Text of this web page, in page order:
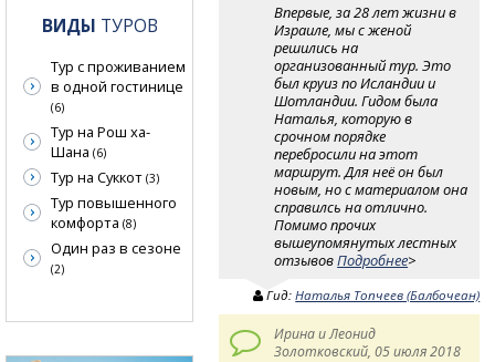
Впервые, за 28 лет жизни в
Израиле, мы с женой
решились на
организованный тур. Это
был круиз по Исландии и
Шотландии. Гидом была
Наталья, которую в
срочном порядке
перебросили на этот
маршрут. Для неё он был
новым, но с материалом она
справилсь на отлично.
Помимо прочих
вышеупомянутых лестных
отзывовПодробнее>
Гид:Наталья Топчеев (Балбочеан)
Ирина и Леонид
Золотковский, 05 июля 2018
ВИДЫ ТУРОВ
Тур с проживанием
в одной гостинице
(6)
Тур на Рош ха-
Шана (6)
Тур на Суккот (3)
Тур повышенного
комфорта (8)
Один раз в сезоне
(2)